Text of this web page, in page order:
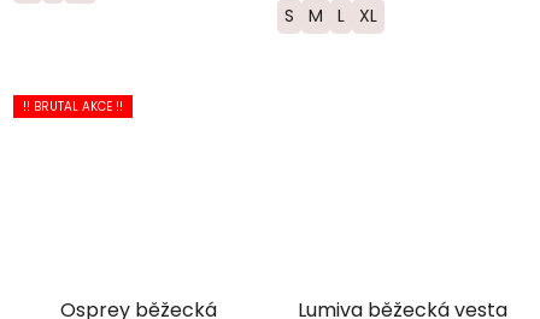
S M L XL
!! BRUTAL AKCE !!
Osprey běžecká Lumiva běžecká vesta